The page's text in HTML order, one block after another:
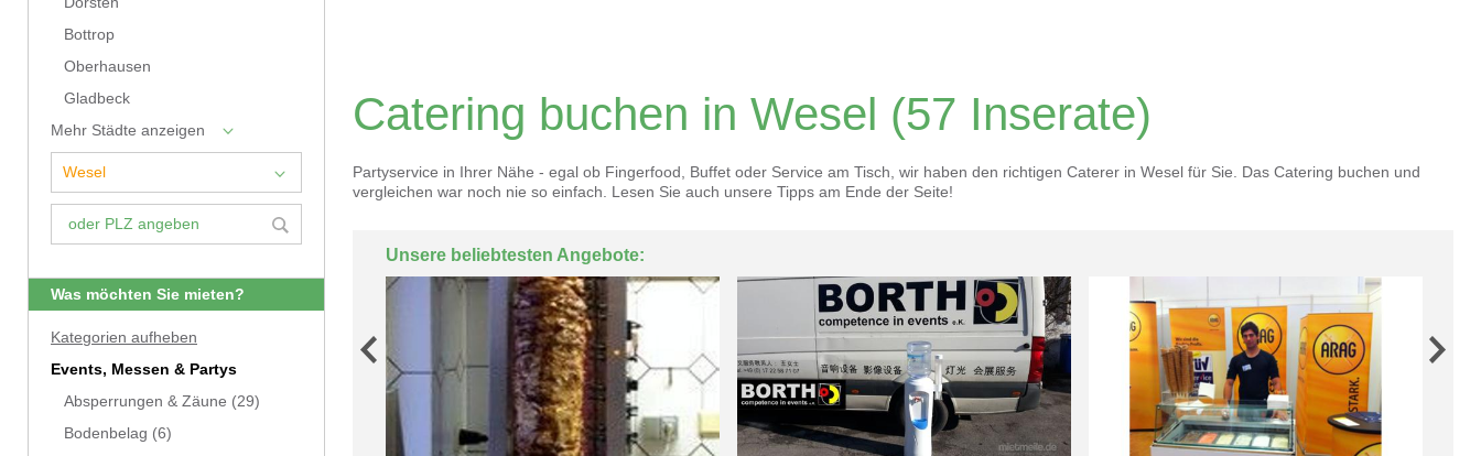
Bottrop
Oberhausen
Gladbeck
Mehr Städte anzeigen
Was möchten Sie mieten?
Kategorien aufheben
Events, Messen & Partys
Absperrungen & Zäune (29)
Bodenbelag (6)
Catering buchen in Wesel (57 Inserate)
Partyservice in Ihrer Nähe - egal ob Fingerfood, Buffet oder Service am Tisch, wir haben den richtigen Caterer in Wesel für Sie. Das Catering buchen und
vergleichen war noch nie so einfach. Lesen Sie auch unsere Tipps am Ende der Seite!
Unsere beliebtesten Angebote: